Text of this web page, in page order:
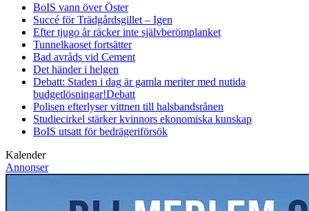
BoIS vann över Öster
Succé för Trädgårdsgillet – Igen
Efter tjugo år räcker inte självberömplanket
Tunnelkaoset fortsätter
Bad avråds vid Cement
Det händer i helgen
Debatt: Staden i dag är gamla meriter med nutida
budgetlösningar!Debatt
Polisen efterlyser vittnen till halsbandsrånen
Studiecirkel stärker kvinnors ekonomiska kunskap
BoIS utsatt för bedrägeriförsök
Kalender
Annonser